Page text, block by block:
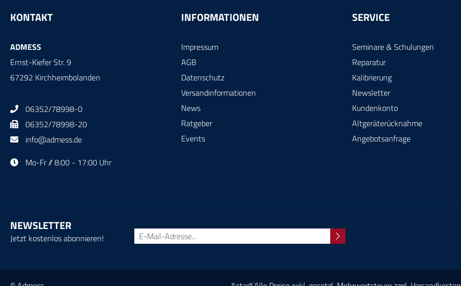
KONTAKT
ADMESS
Ernst-Kiefer Str. 9
67292 Kirchheimbolanden
06352/78998-0
06352/78998-20
info@admess.de
Mo-Fr // 8:00 - 17:00 Uhr
INFORMATIONEN
Impressum
AGB
Datenschutz
Versandinformationen
News
Ratgeber
Events
SERVICE
Seminare & Schulungen
Reparatur
Kalibrierung
Newsletter
Kundenkonto
Altgeräterücknahme
Angebotsanfrage
NEWSLETTER
Jetzt kostenlos abonnieren!